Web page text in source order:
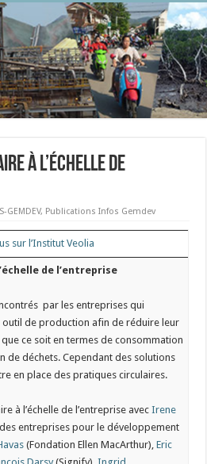
à l’échelle de
GEMDEV, Publications Infos Gemdev
sur l’Institut Veolia
de l’entreprise
par les entreprises qui
de production afin de réduire leur
ce soit en termes de consommation
de déchets. Cependant des solutions
en place des pratiques circulaires.
à l’échelle de l’entreprise avecIrene
entreprises pour le développement
(Fondation Ellen MacArthur),Eric